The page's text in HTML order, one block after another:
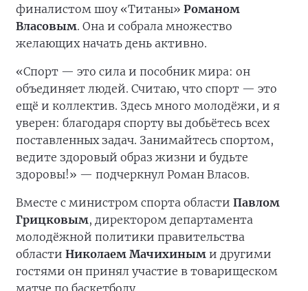
финалистом шоу «Титаны» Романом
Власовым. Она и собрала множество
желающих начать день активно.
«Спорт — это сила и пособник мира: он
объединяет людей. Считаю, что спорт — это
ещё и коллектив. Здесь много молодёжи, и я
уверен: благодаря спорту вы добьётесь всех
поставленных задач. Занимайтесь спортом,
ведите здоровый образ жизни и будьте
здоровы!» — подчеркнул Роман Власов.
Вместе с министром спорта области Павлом
Грицковым, директором департамента
молодёжной политики правительства
области Николаем Мачихиным и другими
гостями он принял участие в товарищеском